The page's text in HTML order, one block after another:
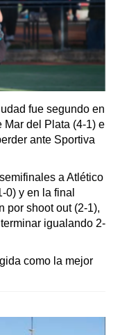
fue segundo en
Mar del Plata (4-1) e
ante Sportiva
a Atlético
0) y en la final
por shoot out (2-1),
igualando 2-
como la mejor